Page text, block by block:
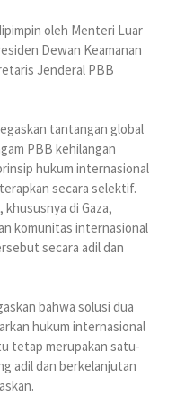
oleh Menteri Luar
Dewan Keamanan
Jenderal PBB
tantangan global
PBB kehilangan
hukum internasional
secara selektif.
di Gaza,
komunitas internasional
secara adil dan
bahwa solusi dua
hukum internasional
tetap merupakan satu-
adil dan berkelanjutan